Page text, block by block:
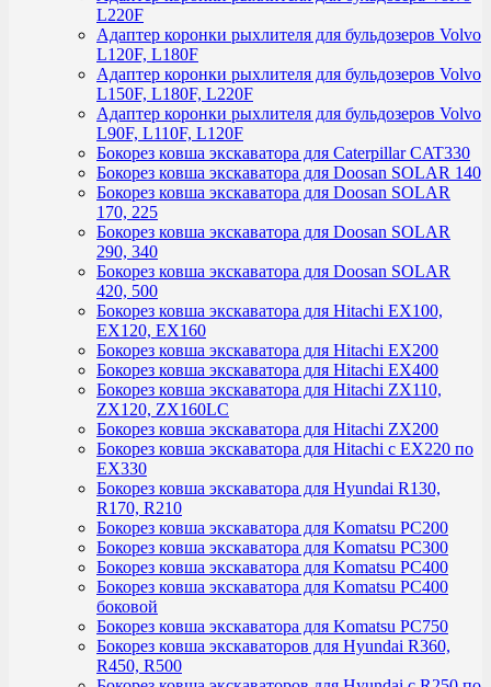
L220F
Адаптер коронки рыхлителя для бульдозеров Volvo
L120F, L180F
Адаптер коронки рыхлителя для бульдозеров Volvo
L150F, L180F, L220F
Адаптер коронки рыхлителя для бульдозеров Volvo
L90F, L110F, L120F
Бокорез ковша экскаватора для Caterpillar CAT330
Бокорез ковша экскаватора для Doosan SOLAR 140
Бокорез ковша экскаватора для Doosan SOLAR
170, 225
Бокорез ковша экскаватора для Doosan SOLAR
290, 340
Бокорез ковша экскаватора для Doosan SOLAR
420, 500
Бокорез ковша экскаватора для Hitachi EX100,
EX120, EX160
Бокорез ковша экскаватора для Hitachi EX200
Бокорез ковша экскаватора для Hitachi EX400
Бокорез ковша экскаватора для Hitachi ZX110,
ZX120, ZX160LC
Бокорез ковша экскаватора для Hitachi ZX200
Бокорез ковша экскаватора для Hitachi с EX220 по
EX330
Бокорез ковша экскаватора для Hyundai R130,
R170, R210
Бокорез ковша экскаватора для Komatsu PC200
Бокорез ковша экскаватора для Komatsu PC300
Бокорез ковша экскаватора для Komatsu PC400
Бокорез ковша экскаватора для Komatsu PC400
боковой
Бокорез ковша экскаватора для Komatsu PC750
Бокорез ковша экскаваторов для Hyundai R360,
R450, R500